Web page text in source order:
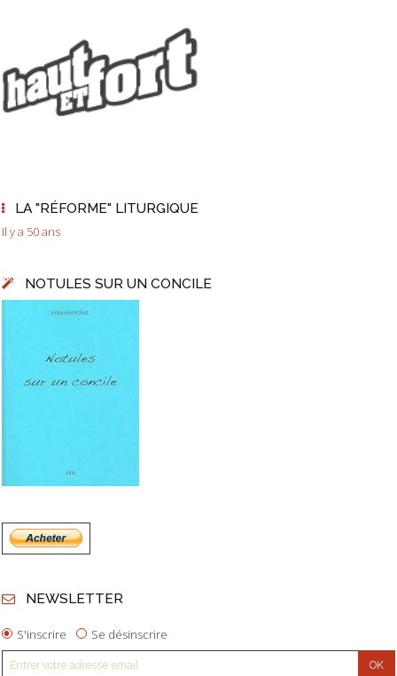
LA "RÉFORME" LITURGIQUE
Il y a 50 ans
NOTULES SUR UN CONCILE
NEWSLETTER
S'inscrire Se désinscrire